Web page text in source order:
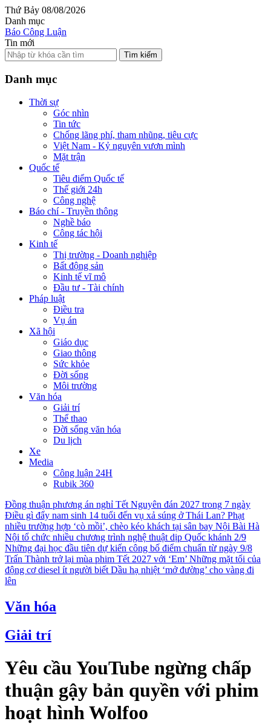
Thứ Bảy 08/08/2026
Danh mục
Báo Công Luận
Tin mới
Tìm kiếm
Danh mục
Thời sự
Góc nhìn
Tin tức
Chống lãng phí, tham nhũng, tiêu cực
Việt Nam - Kỷ nguyên vươn mình
Mặt trận
Quốc tế
Tiêu điểm Quốc tế
Thế giới 24h
Công nghệ
Báo chí - Truyền thông
Nghề báo
Công tác hội
Kinh tế
Thị trường - Doanh nghiệp
Bất động sản
Kinh tế vĩ mô
Đầu tư - Tài chính
Pháp luật
Điều tra
Vụ án
Xã hội
Giáo dục
Giao thông
Sức khỏe
Đời sống
Môi trường
Văn hóa
Giải trí
Thể thao
Đời sống văn hóa
Du lịch
Xe
Media
Công luận 24H
Rubik 360
Đồng thuận phương án nghỉ Tết Nguyên đán 2027 trong 7 ngày
Điều gì đẩy nam sinh 14 tuổi đến vụ xả súng ở Thái Lan? Phạt
nhiều trường hợp ‘cò mồi’, chèo kéo khách tại sân bay Nội Bài Hà
Nội tổ chức nhiều chương trình nghệ thuật dịp Quốc khánh 2/9
Những đại học đầu tiên dự kiến công bố điểm chuẩn từ ngày 9/8
Trấn Thành trở lại mùa phim Tết 2027 với ‘Em’ Những mặt tối của
động cơ diesel ít người biếtDầu hạ nhiệt ‘mở đường’ cho vàng đi
lên
Văn hóa
Giải trí
Yêu cầu YouTube ngừng chấp
thuận gậy bản quyền với phim
hoạt hình Wolfoo